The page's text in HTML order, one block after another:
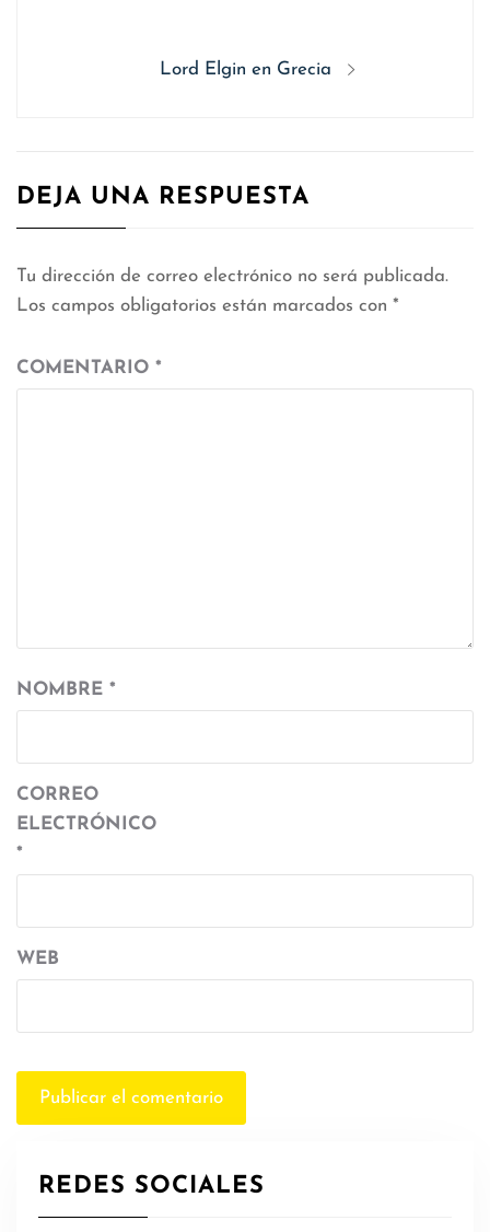
Siguiente
Lord Elgin en Grecia
DEJA UNA RESPUESTA
Tu dirección de correo electrónico no será publicada.
Los campos obligatorios están marcados con *
COMENTARIO *
NOMBRE *
CORREO
ELECTRÓNICO
*
WEB
REDES SOCIALES